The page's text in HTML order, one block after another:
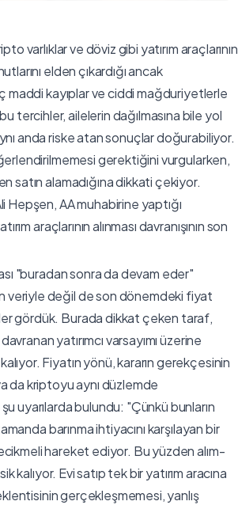
varlıklar ve döviz gibi yatırım araçlarının
elden çıkardığı ancak
maddi kayıplar ve ciddi mağduriyetlerle
tercihler, ailelerin dağılmasına bile yol
anda riske atan sonuçlar doğurabiliyor.
gerektiğini vurgularken,
satın alamadığına dikkati çekiyor.
AA muhabirine yaptığı
araçlarının alınması davranışının son
"buradan sonra da devam eder"
veriyle değil de son dönemdeki fiyat
gördük. Burada dikkat çeken taraf,
yatırımcı varsayımı üzerine
Fiyatın yönü, kararın gerekçesinin
da kriptoyu aynı düzlemde
uyarılarda bulundu: "Çünkü bunların
barınma ihtiyacını karşılayan bir
hareket ediyor. Bu yüzden alım-
Evi satıp tek bir yatırım aracına
gerçekleşmemesi, yanlış